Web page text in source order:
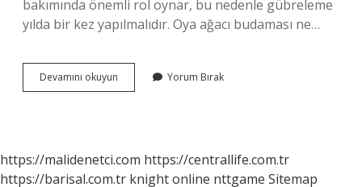
bakımında önemli rol oynar, bu nedenle gübreleme
yılda bir kez yapılmalıdır. Oya ağacı budaması ne…
Devamını okuyun
Ağacının
Yorum Bırak
https://malidenetci.com https://centrallife.com.tr
https://barisal.com.tr knight online nttgame Sitemap